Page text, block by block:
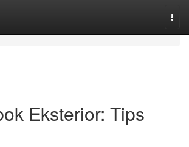
Eksterior: Tips